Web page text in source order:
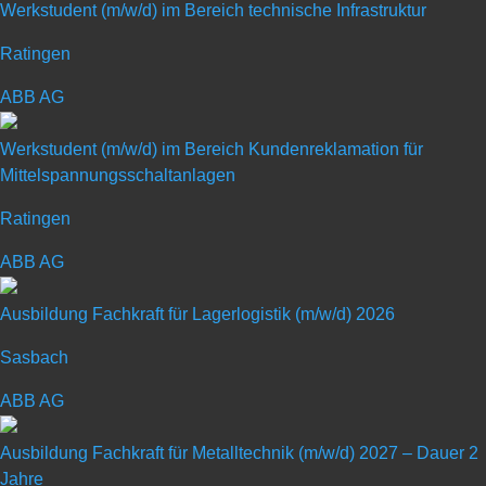
Werkstudent (m/w/d) im Bereich technische Infrastruktur
Ratingen
ABB AG
Werkstudent (m/w/d) im Bereich Kundenreklamation für
Mittelspannungsschaltanlagen
Ratingen
ABB AG
Ausbildung Fachkraft für Lagerlogistik (m/w/d) 2026
Sasbach
ABB AG
Ausbildung Fachkraft für Metalltechnik (m/w/d) 2027 – Dauer 2
Jahre
Ausbildung zum Mechatroniker
(m/w/d) – Start 2027
Art: Ausbildungsplatz